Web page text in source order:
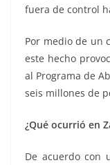
fuera de control
Por medio de un
este hecho
al Programa de
seis millones de
¿Qué ocurrió en
De acuerdo con